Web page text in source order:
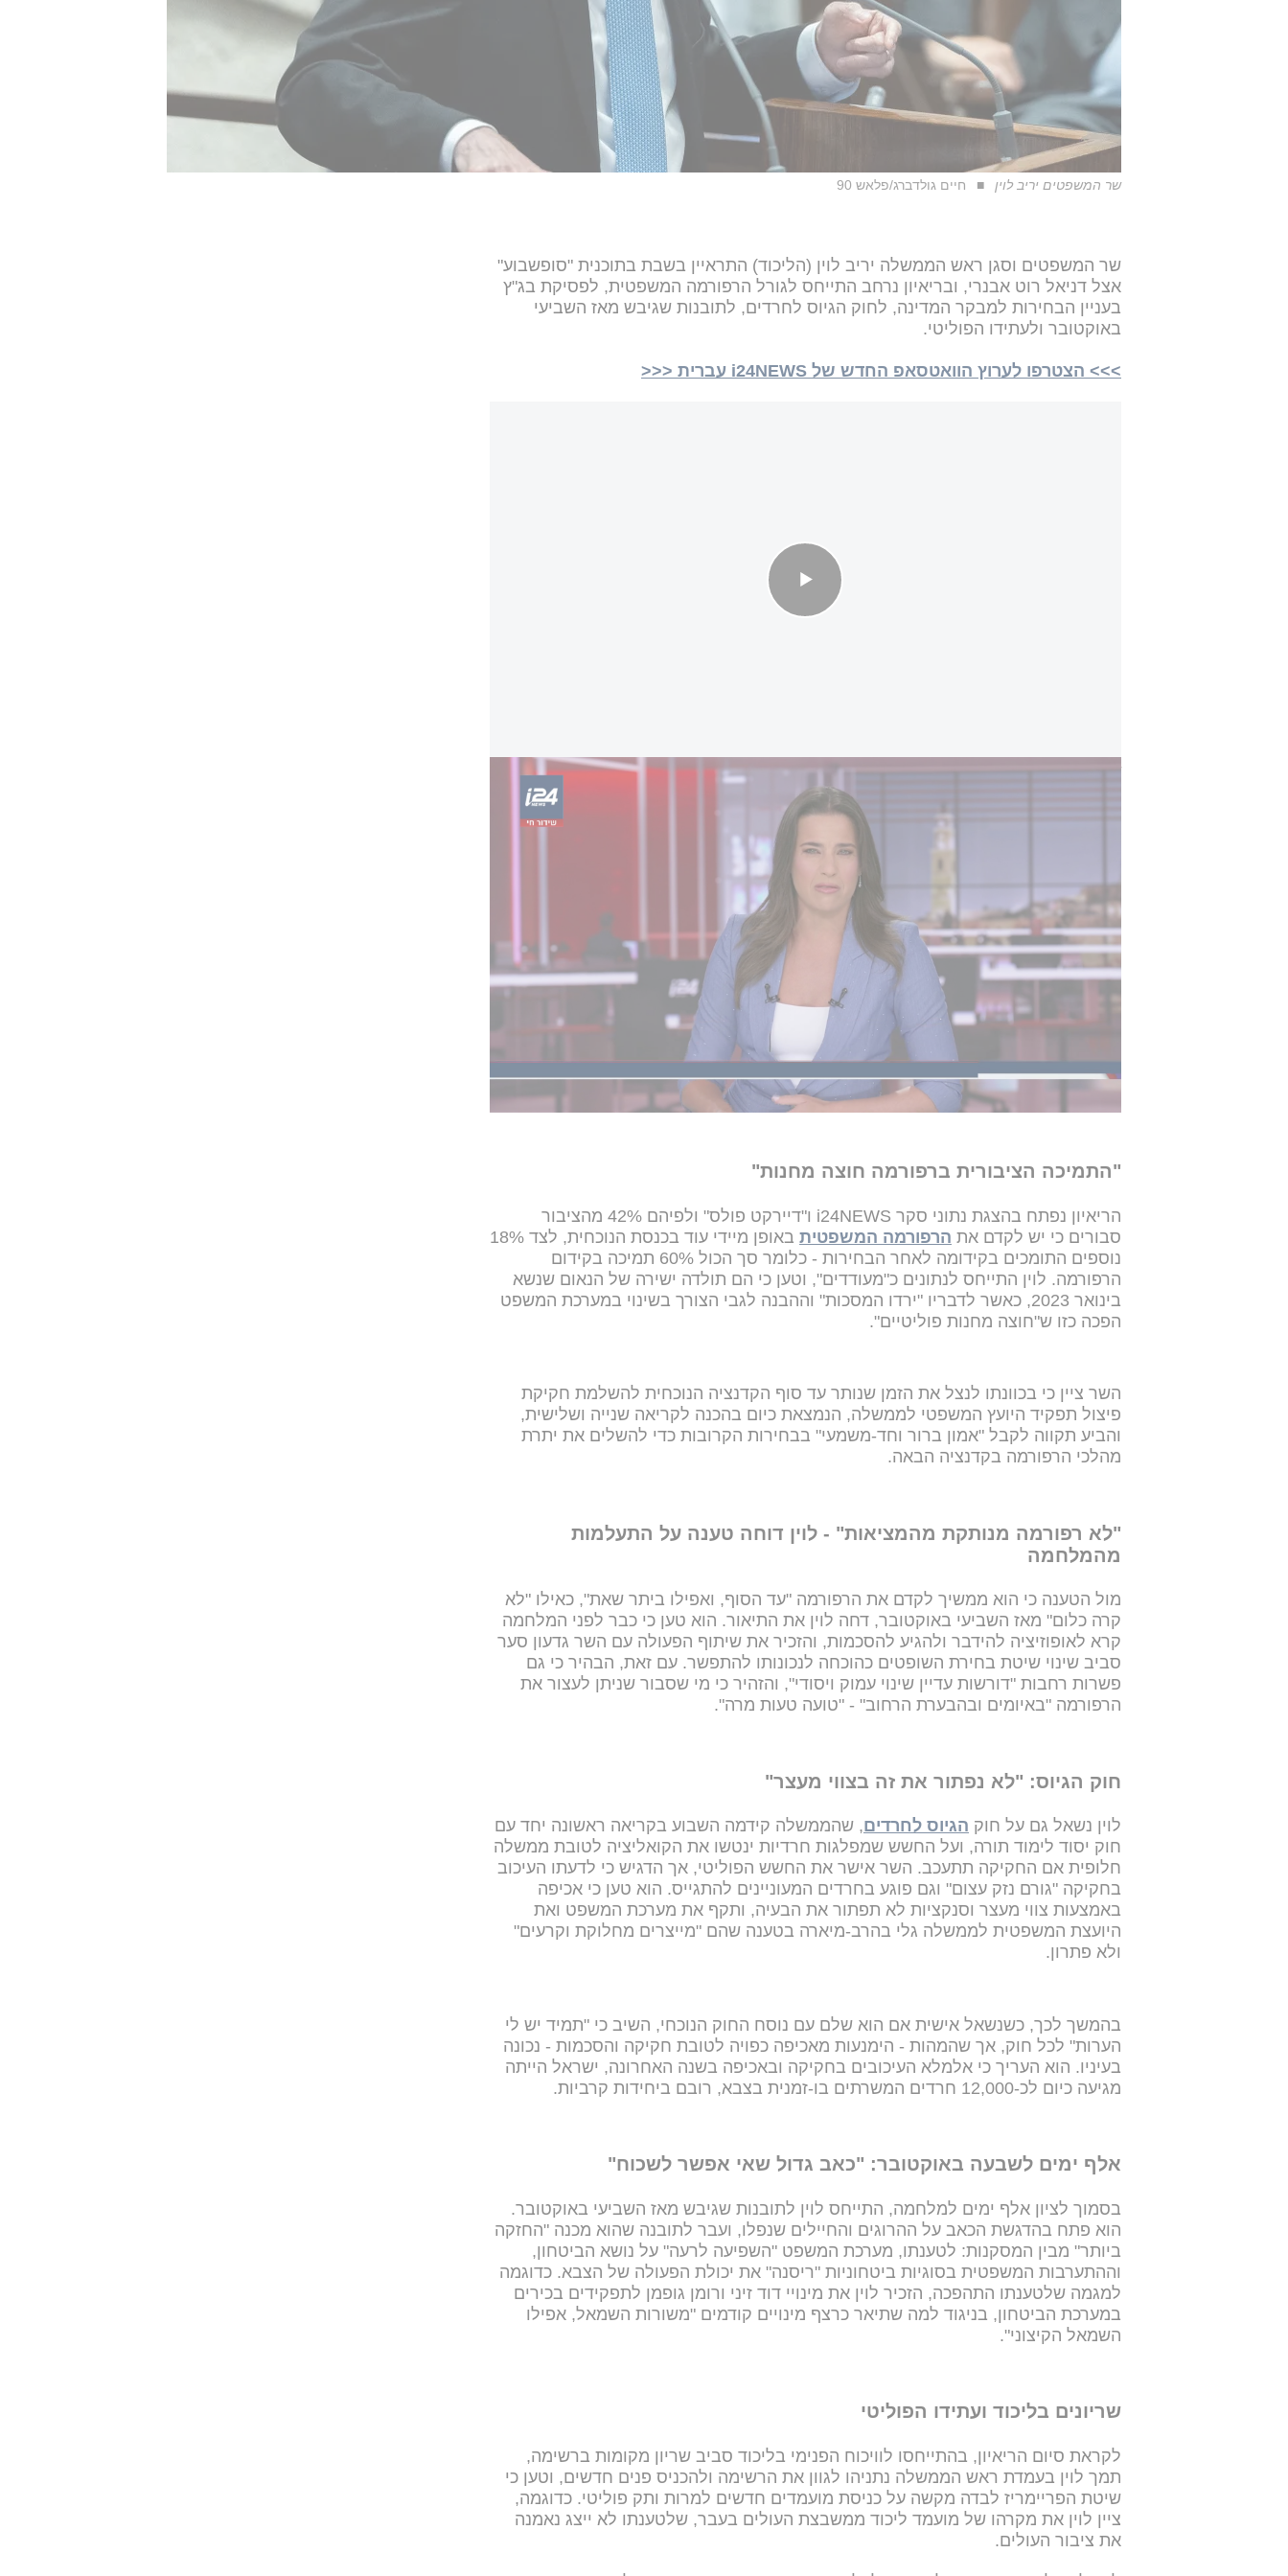
שר המשפטים יריב לוין חיים גולדברג/פלאש 90
שר המשפטים וסגן ראש הממשלה יריב לוין (הליכוד) התראיין בשבת בתוכנית "סופשבוע"
אצל דניאל רוט אבנרי, ובריאיון נרחב התייחס לגורל הרפורמה המשפטית, לפסיקת בג"ץ
בעניין הבחירות למבקר המדינה, לחוק הגיוס לחרדים, לתובנות שגיבש מאז השביעי
באוקטובר ולעתידו הפוליטי.
>>> הצטרפו לערוץ הוואטסאפ החדש של i24NEWS עברית <<<
שר המשפטים לוין בריאיון ל-i24NEWS: "החלטת בג"ץ על המבקר לא חוקית - אי אפשר לציית לה"
לוין הצהיר - לא תהיה הצבעה נוספת למבקר המדינה
לוין התייחס
שהורתה על עריכת הצבעה מחודשת בכנסת לבחירת מבקר
המדינה, לאחר שהתגלה כי שחברי הכנסת צילמו את עצמם בעת ההצבעה. כאשר נשאל
האם הוא מצטרף לקריאות מתוך הקואליציה שלא לציית לפסיקה, השיב לוין בתקיפות כי
לטענתו כלל אין כאן שאלה של ציות: "אתה מציית לדבר שהוא חוקי, שהוא אמיתי, שהוא
בסמכות. אתה לא יכול בכלל לציית או לקיים דבר שהוא מראש לא חוקי".
לוין נימק את עמדתו בכך שלבית המשפט, לשיטתו, אין כל סמכות להתערב בניהול
הצבעות בכנסת - סמכות שלטענתו נתונה בלעדית ליושב ראש הכנסת. "כל פסק הדין הזה
הוא פסק דין בחוסר סמכות מוחלט", אמר, והוסיף כי מבקר המדינה כפוף לכנסת ולוועדה
לביקורת המדינה בלבד, ולא לבית המשפט. בתגובה לשאלה מפורשת אם המשמעות היא
שלא תתקיים הצבעה נוספת, השיב לוין באופן חד-משמעי: "לא תהיה הצבעה נוספת".
"התמיכה הציבורית ברפורמה חוצה מחנות"
הריאיון נפתח בהצגת נתוני סקר i24NEWS ו"דיירקט פולס" ולפיהם 42% מהציבור
סבורים כי יש לקדם את הרפורמה המשפטית
באופן מיידי עוד בכנסת הנוכחית, לצד 18%
נוספים התומכים בקידומה לאחר הבחירות - כלומר סך הכול 60% תמיכה בקידום
הרפורמה. לוין התייחס לנתונים כ"מעודדים", וטען כי הם תולדה ישירה של הנאום שנשא
בינואר 2023, כאשר לדבריו "ירדו המסכות" וההבנה לגבי הצורך בשינוי במערכת המשפט
הפכה כזו ש"חוצה מחנות פוליטיים".
השר ציין כי בכוונתו לנצל את הזמן שנותר עד סוף הקדנציה הנוכחית להשלמת חקיקת
פיצול תפקיד היועץ המשפטי לממשלה, הנמצאת כיום בהכנה לקריאה שנייה ושלישית,
והביע תקווה לקבל "אמון ברור וחד-משמעי" בבחירות הקרובות כדי להשלים את יתרת
מהלכי הרפורמה בקדנציה הבאה.
"לא רפורמה מנותקת מהמציאות" - לוין דוחה טענה על התעלמות
מהמלחמה
מול הטענה כי הוא ממשיך לקדם את הרפורמה "עד הסוף, ואפילו ביתר שאת", כאילו "לא
קרה כלום" מאז השביעי באוקטובר, דחה לוין את התיאור. הוא טען כי כבר לפני המלחמה
קרא לאופוזיציה להידבר ולהגיע להסכמות, והזכיר את שיתוף הפעולה עם השר גדעון סער
סביב שינוי שיטת בחירת השופטים כהוכחה לנכונותו להתפשר. עם זאת, הבהיר כי גם
פשרות רחבות "דורשות עדיין שינוי עמוק ויסודי", והזהיר כי מי שסבור שניתן לעצור את
הרפורמה "באיומים ובהבערת הרחוב" - "טועה טעות מרה".
חוק הגיוס: "לא נפתור את זה בצווי מעצר"
לוין נשאל גם על חוק הגיוס לחרדים, שהממשלה קידמה השבוע בקריאה ראשונה יחד עם
חוק יסוד לימוד תורה, ועל החשש שמפלגות חרדיות ינטשו את הקואליציה לטובת ממשלה
חלופית אם החקיקה תתעכב. השר אישר את החשש הפוליטי, אך הדגיש כי לדעתו העיכוב
בחקיקה "גורם נזק עצום" וגם פוגע בחרדים המעוניינים להתגייס. הוא טען כי אכיפה
באמצעות צווי מעצר וסנקציות לא תפתור את הבעיה, ותקף את מערכת המשפט ואת
היועצת המשפטית לממשלה גלי בהרב-מיארה בטענה שהם "מייצרים מחלוקת וקרעים"
ולא פתרון.
בהמשך לכך, כשנשאל אישית אם הוא שלם עם נוסח החוק הנוכחי, השיב כי "תמיד יש לי
הערות" לכל חוק, אך שהמהות - הימנעות מאכיפה כפויה לטובת חקיקה והסכמות - נכונה
בעיניו. הוא העריך כי אלמלא העיכובים בחקיקה ובאכיפה בשנה האחרונה, ישראל הייתה
מגיעה כיום לכ-12,000 חרדים המשרתים בו-זמנית בצבא, רובם ביחידות קרביות.
אלף ימים לשבעה באוקטובר: "כאב גדול שאי אפשר לשכוח"
בסמוך לציון אלף ימים למלחמה, התייחס לוין לתובנות שגיבש מאז השביעי באוקטובר.
הוא פתח בהדגשת הכאב על ההרוגים והחיילים שנפלו, ועבר לתובנה שהוא מכנה "החזקה
ביותר" מבין המסקנות: לטענתו, מערכת המשפט "השפיעה לרעה" על נושא הביטחון,
וההתערבות המשפטית בסוגיות ביטחוניות "ריסנה" את יכולת הפעולה של הצבא. כדוגמה
למגמה שלטענתו התהפכה, הזכיר לוין את מינויי דוד זיני ורומן גופמן לתפקידים בכירים
במערכת הביטחון, בניגוד למה שתיאר כרצף מינויים קודמים "משורות השמאל, אפילו
השמאל הקיצוני".
שריונים בליכוד ועתידו הפוליטי
לקראת סיום הריאיון, בהתייחסו לוויכוח הפנימי בליכוד סביב שריון מקומות ברשימה,
תמך לוין בעמדת ראש הממשלה נתניהו לגוון את הרשימה ולהכניס פנים חדשים, וטען כי
שיטת הפריימריז לבדה מקשה על כניסת מועמדים חדשים למרות ותק פוליטי. כדוגמה,
ציין לוין את מקרהו של מועמד ליכוד ממשבצת העולים בעבר, שלטענתו לא ייצג נאמנה
את ציבור העולים.